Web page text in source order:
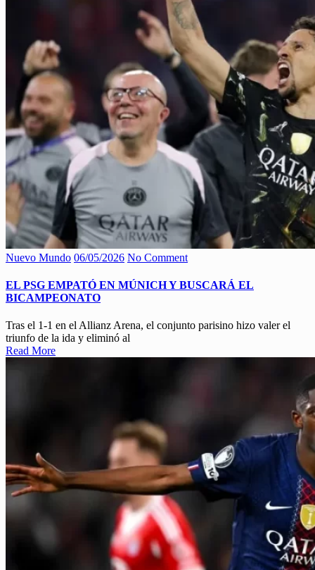
Nuevo Mundo 06/05/2026 No Comment
EL PSG EMPATÓ EN MÚNICH Y BUSCARÁ EL
BICAMPEONATO
Tras el 1-1 en el Allianz Arena, el conjunto parisino hizo valer el
triunfo de la ida y eliminó al
Read More